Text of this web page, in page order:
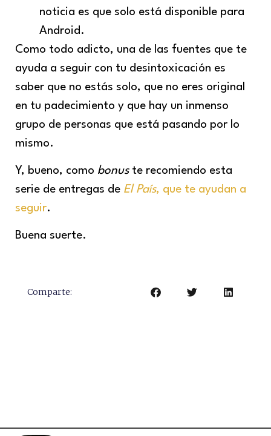
noticia es que solo está disponible para
Android.
Como todo adicto, una de las fuentes que te
ayuda a seguir con tu desintoxicación es
saber que no estás solo, que no eres original
en tu padecimiento y que hay un inmenso
grupo de personas que está pasando por lo
mismo.
Y, bueno, como bonuste recomiendo esta
serie de entregas de El País, que te ayudan a
seguir.
Buena suerte.
Comparte: